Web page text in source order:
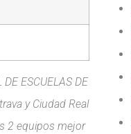
ESCUELAS DE
y Ciudad Real
2 equipos mejor